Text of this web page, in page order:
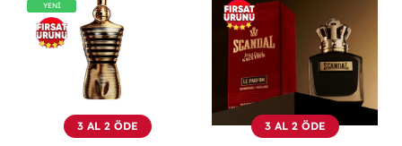
3 AL 2 ÖDE 3 AL 2 ÖDE